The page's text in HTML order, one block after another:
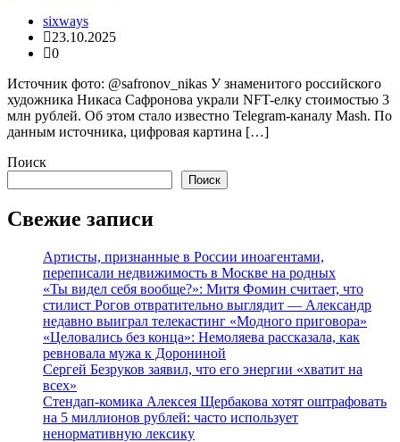
sixways
23.10.2025
0
Источник фото: @safronov_nikas У знаменитого российского
художника Никаса Сафронова украли NFT-елку стоимостью 3
млн рублей. Об этом стало известно Telegram-каналу Mash. По
данным источника, цифровая картина […]
Поиск
Поиск
Свежие записи
Артисты, признанные в России иноагентами,
переписали недвижимость в Москве на родных
«Ты видел себя вообще?»: Митя Фомин считает, что
стилист Рогов отвратительно выглядит — Александр
недавно выиграл телекастинг «Модного приговора»
«Целовались без конца»: Немоляева рассказала, как
ревновала мужа к Дорониной
Сергей Безруков заявил, что его энергии «хватит на
всех»
Стендап-комика Алексея Щербакова хотят оштрафовать
на 5 миллионов рублей: часто использует
ненормативную лексику